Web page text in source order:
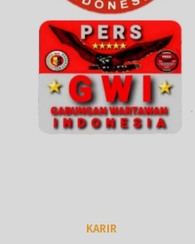
KARIR